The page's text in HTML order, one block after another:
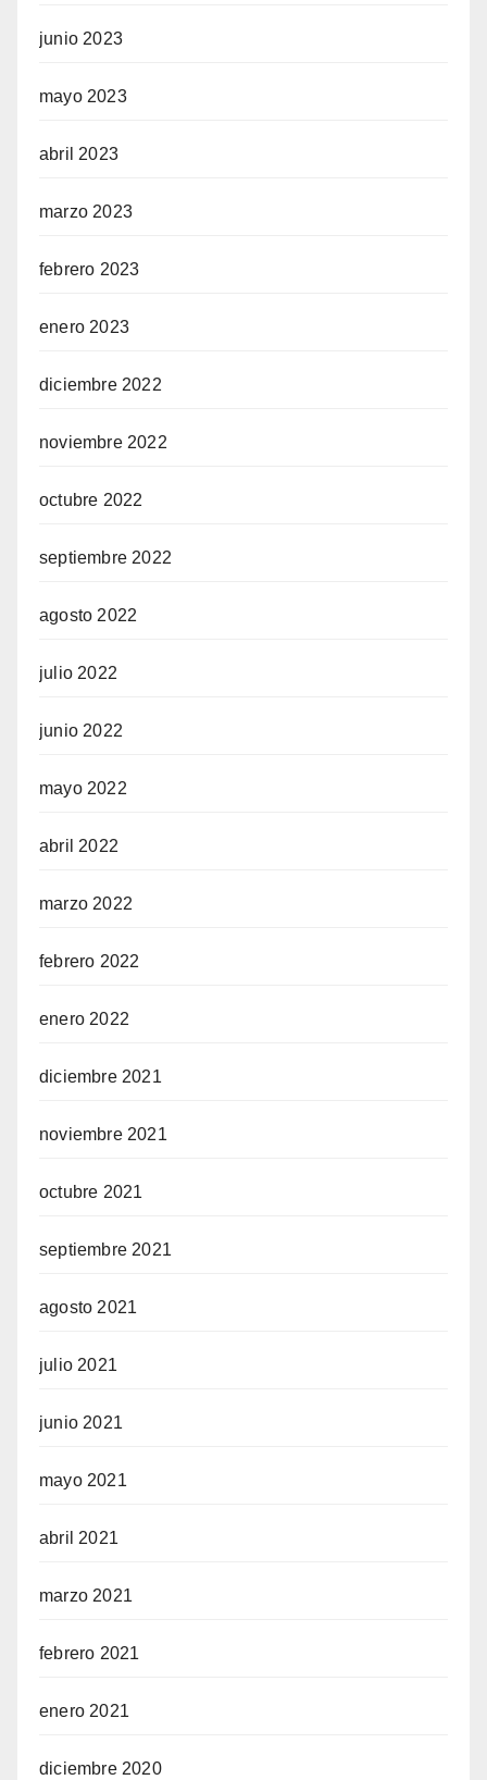
junio 2023
mayo 2023
abril 2023
marzo 2023
febrero 2023
enero 2023
diciembre 2022
noviembre 2022
octubre 2022
septiembre 2022
agosto 2022
julio 2022
junio 2022
mayo 2022
abril 2022
marzo 2022
febrero 2022
enero 2022
diciembre 2021
noviembre 2021
octubre 2021
septiembre 2021
agosto 2021
julio 2021
junio 2021
mayo 2021
abril 2021
marzo 2021
febrero 2021
enero 2021
diciembre 2020